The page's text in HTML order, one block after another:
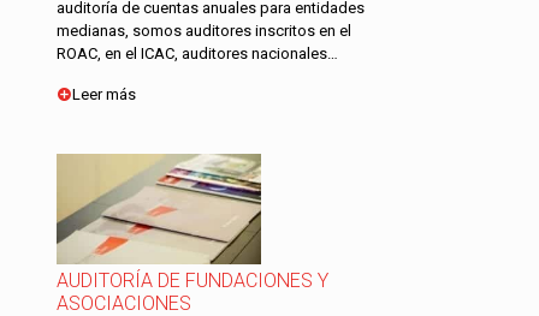
auditoría de cuentas anuales para entidades
medianas, somos auditores inscritos en el
ROAC, en el ICAC, auditores nacionales…
Leer más
AUDITORÍA DE FUNDACIONES Y
ASOCIACIONES